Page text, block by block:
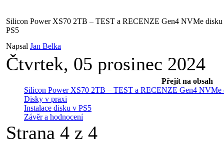
Silicon Power XS70 2TB – TEST a RECENZE Gen4 NVMe disku
PS5
Napsal Jan Belka
Čtvrtek, 05 prosinec 2024
Přejít na obsah
Silicon Power XS70 2TB – TEST a RECENZE Gen4 NVMe
Disky v praxi
Instalace disku v PS5
Závěr a hodnocení
Strana 4 z 4